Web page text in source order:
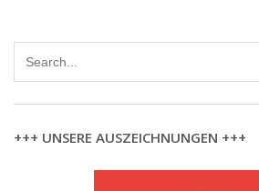
+++ UNSERE AUSZEICHNUNGEN +++